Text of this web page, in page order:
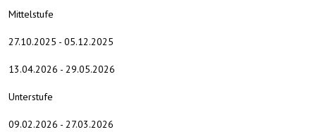
Mittelstufe
27.10.2025 - 05.12.2025
13.04.2026 - 29.05.2026
Unterstufe
09.02.2026 - 27.03.2026